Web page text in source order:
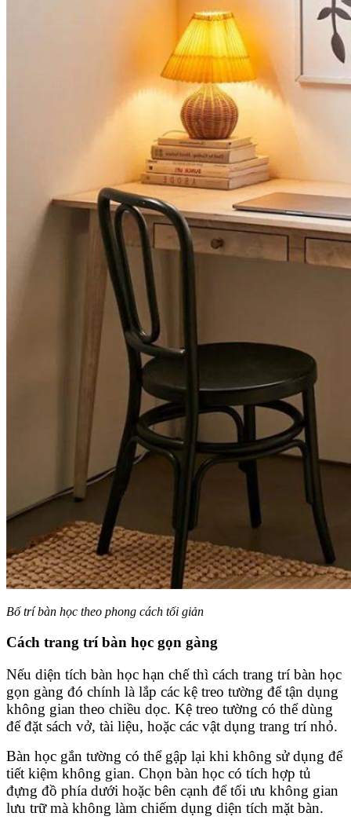
Bố trí bàn học theo phong cách tối giản
Cách trang trí bàn học gọn gàng
Nếu diện tích bàn học hạn chế thì cách trang trí bàn học
gọn gàng đó chính là lắp các kệ treo tường để tận dụng
không gian theo chiều dọc. Kệ treo tường có thể dùng
để đặt sách vở, tài liệu, hoặc các vật dụng trang trí nhỏ.
Bàn học gắn tường có thể gập lại khi không sử dụng để
tiết kiệm không gian. Chọn bàn học có tích hợp tủ
đựng đồ phía dưới hoặc bên cạnh để tối ưu không gian
lưu trữ mà không làm chiếm dụng diện tích mặt bàn.